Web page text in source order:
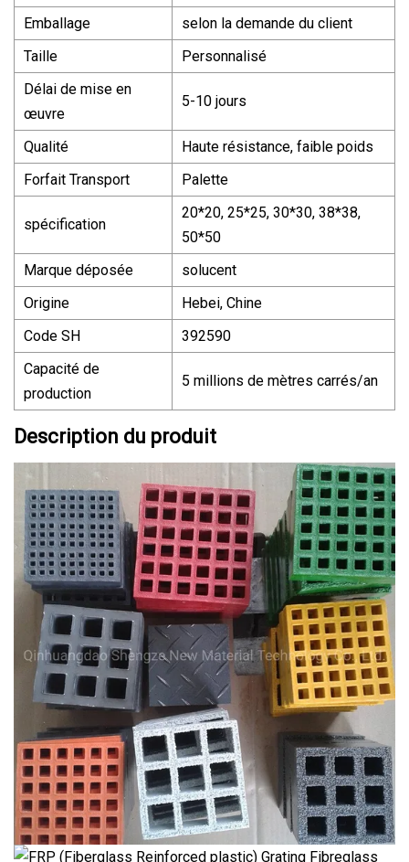
Emballage
selon la demande du client
Taille
Personnalisé
Délai de mise en
œuvre
5-10 jours
Qualité
Haute résistance, faible poids
Forfait Transport
Palette
spécification
20*20, 25*25, 30*30, 38*38,
50*50
Marque déposée
solucent
Origine
Hebei, Chine
Code SH
392590
Capacité de
production
5 millions de mètres carrés/an
Description du produit